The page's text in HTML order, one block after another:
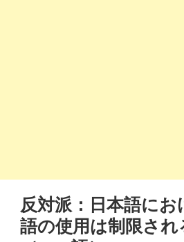
反対派：日本語にお
語の使用は制限さ